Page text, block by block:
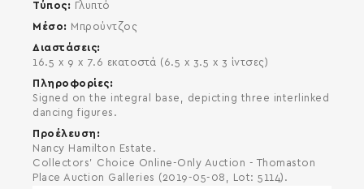
Τύπος
Γλυπτό
Μέσο
Mπρούντζος
Διαστάσεις
16.5 x 9 x 7.6 εκατοστά (6.5 x 3.5 x 3 ίντσες)
Πληροφορίες
Signed on the integral base, depicting three interlinked
dancing figures.
Προέλευση
Nancy Hamilton Estate.
Collectors' Choice Online-Only Auction - Thomaston
Place Auction Galleries (2019-05-08, Lot: 5114).